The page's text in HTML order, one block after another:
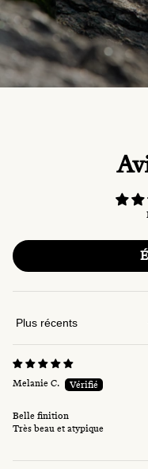
Sort by
Melanie C.
Belle finition
Très beau et atypique